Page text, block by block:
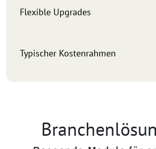
Flexible Upgrades
Typischer Kostenrahmen